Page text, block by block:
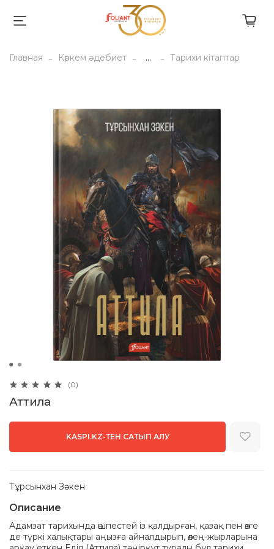
Главная Көркем әдебиет ... Тарихи кітаптар
(0)
Аттила
KASPI.KZ-ТЕН САТЫП АЛУ
Тұрсынхан Зәкен
Описание
Адамзат тарихында өшпестей із қалдырған, қазақ пен өзге
де түркі халықтары аңызға айналдырып, өлең-жырларына